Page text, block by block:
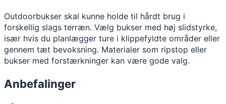
Outdoorbukser skal kunne holde til hårdt brug i
forskellig slags terræn. Vælg bukser med høj slidstyrke,
især hvis du planlægger ture i klippefyldte områder eller
gennem tæt bevoksning. Materialer som ripstop eller
bukser med forstærkninger kan være gode valg.
Anbefalinger